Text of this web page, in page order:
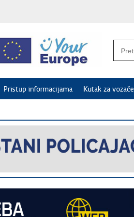
Pristup informacijama Kutak za vozače